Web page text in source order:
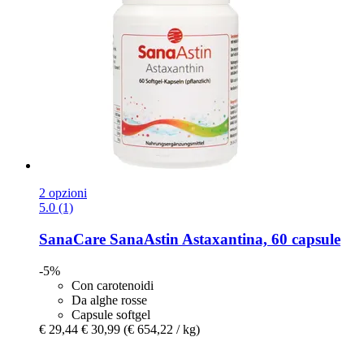
2 opzioni
5.0 (1)
SanaCare SanaAstin Astaxantina, 60 capsule
-5%
Con carotenoidi
Da alghe rosse
Capsule softgel
€ 29,44 € 30,99 (€ 654,22 / kg)